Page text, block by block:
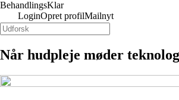
BehandlingsKlar
LoginOpret profilMailnyt
Når hudpleje møder